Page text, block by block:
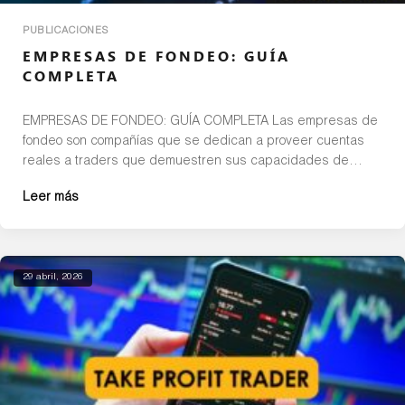
PUBLICACIONES
EMPRESAS DE FONDEO: GUÍA
COMPLETA
EMPRESAS DE FONDEO: GUÍA COMPLETA Las empresas de
fondeo son compañías que se dedican a proveer cuentas
reales a traders que demuestren sus capacidades de
no tengan suficiente capital propio para operar. En este
Leer más
29 abril, 2026